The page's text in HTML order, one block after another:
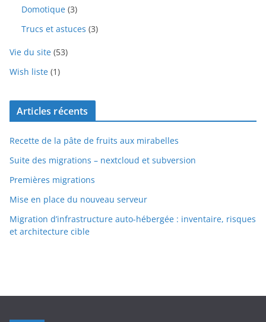
Domotique (3)
Trucs et astuces (3)
Vie du site (53)
Wish liste (1)
Articles récents
Recette de la pâte de fruits aux mirabelles
Suite des migrations – nextcloud et subversion
Premières migrations
Mise en place du nouveau serveur
Migration d’infrastructure auto-hébergée : inventaire, risques
et architecture cible